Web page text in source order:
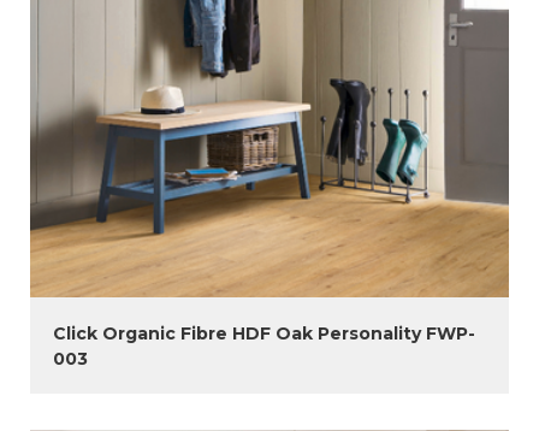
Click Organic Fibre HDF Oak Personality FWP-
003